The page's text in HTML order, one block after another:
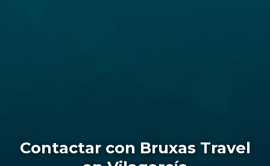
Contactar con Bruxas Travel